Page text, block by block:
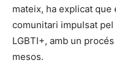
mateix, ha explicat
comunitari impulsat pel
LGBTI+, amb un
mesos.